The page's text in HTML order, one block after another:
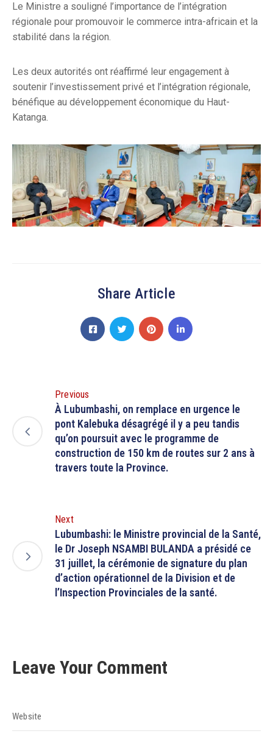
Le Ministre a souligné l’importance de l’intégration
régionale pour promouvoir le commerce intra-africain et la
stabilité dans la région.
Les deux autorités ont réaffirmé leur engagement à
soutenir l’investissement privé et l’intégration régionale,
bénéfique au développement économique du Haut-
Katanga.
Share Article
Previous
À Lubumbashi, on remplace en urgence le
pont Kalebuka désagrégé il y a peu tandis
qu’on poursuit avec le programme de
construction de 150 km de routes sur 2 ans à
travers toute la Province.
Next
Lubumbashi: le Ministre provincial de la Santé,
le Dr Joseph NSAMBI BULANDA a présidé ce
31 juillet, la cérémonie de signature du plan
d’action opérationnel de la Division et de
l’Inspection Provinciales de la santé.
Leave Your Comment